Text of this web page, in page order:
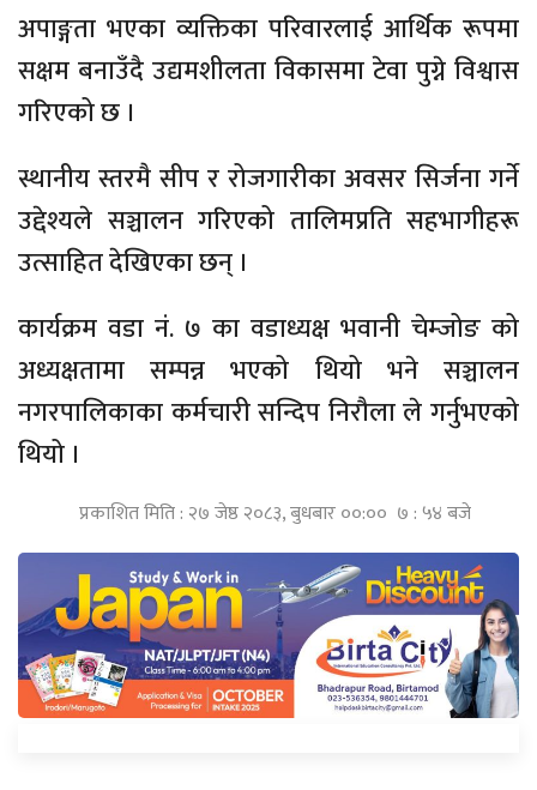
अपाङ्गता भएका व्यक्तिका परिवारलाई आर्थिक रूपमा
सक्षम बनाउँदै उद्यमशीलता विकासमा टेवा पुग्ने विश्वास
गरिएको छ ।
स्थानीय स्तरमै सीप र रोजगारीका अवसर सिर्जना गर्ने
उद्देश्यले सञ्चालन गरिएको तालिमप्रति सहभागीहरू
उत्साहित देखिएका छन् ।
कार्यक्रम वडा नं. ७ का वडाध्यक्ष भवानी चेम्जोङ को
अध्यक्षतामा सम्पन्न भएको थियो भने सञ्चालन
नगरपालिकाका कर्मचारी सन्दिप निरौला ले गर्नुभएको
थियो ।
प्रकाशित मिति : २७ जेष्ठ २०८३, बुधबार ००:०० ७ : ५४ बजे